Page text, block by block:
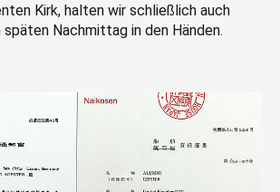
Kirk, halten wir schließlich auch
Nachmittag in den Händen.